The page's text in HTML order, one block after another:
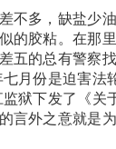
不多，缺盐少
的胶粘。在那
五的总有警察
月份是迫害法
狱下发了《关
言外之意就是为